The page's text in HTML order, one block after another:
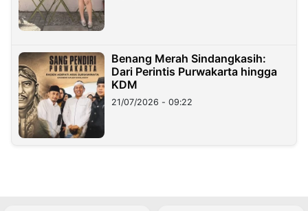
Benang Merah Sindangkasih:
Dari Perintis Purwakarta hingga
KDM
21/07/2026 - 09:22